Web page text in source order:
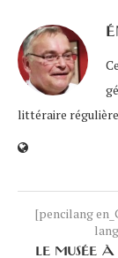
littéraire
[pencilang
LE MUSÉE À